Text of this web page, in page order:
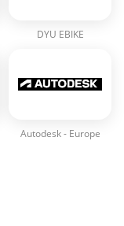
DYU EBIKE
Autodesk - Europe